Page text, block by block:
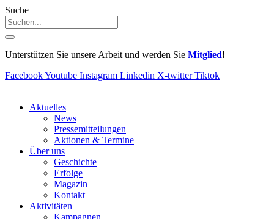
Suche
Unterstützen Sie unsere Arbeit und werden Sie Mitglied!
FacebookYoutube Instagram Linkedin X-twitter Tiktok
Aktuelles
News
Pressemitteilungen
Aktionen & Termine
Über uns
Geschichte
Erfolge
Magazin
Kontakt
Aktivitäten
Kampagnen